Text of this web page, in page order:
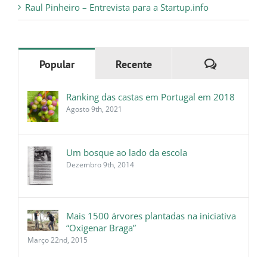
Raul Pinheiro – Entrevista para a Startup.info
Popular Recente
Ranking das castas em Portugal em 2018
Agosto 9th, 2021
Um bosque ao lado da escola
Dezembro 9th, 2014
Mais 1500 árvores plantadas na iniciativa
“Oxigenar Braga”
Março 22nd, 2015